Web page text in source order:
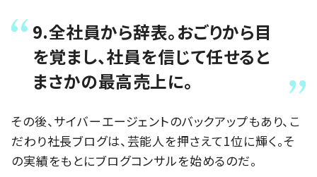
9.全社員から辞表。おごりから目
を覚まし、社員を信じて任せると
まさかの最高売上に。
その後、サイバーエージェントのバックアップもあり、こ
だわり社長ブログは、芸能人を押さえて1位に輝く。そ
の実績をもとにブログコンサルを始めるのだ。